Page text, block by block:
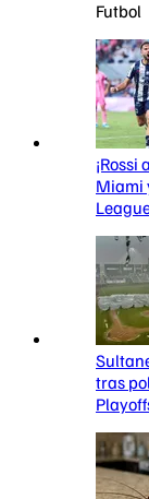
Futbol
Miami
tras